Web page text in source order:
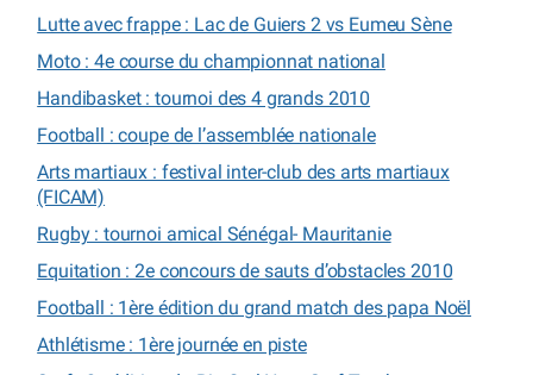
Lutte avec frappe : Lac de Guiers 2 vs Eumeu Sène
Moto : 4e course du championnat national
Handibasket : tournoi des 4 grands 2010
Football : coupe de l’assemblée nationale
Arts martiaux : festival inter-club des arts martiaux
(FICAM)
Rugby : tournoi amical Sénégal- Mauritanie
Equitation : 2e concours de sauts d’obstacles 2010
Football : 1ère édition du grand match des papa Noël
Athlétisme : 1ère journée en piste